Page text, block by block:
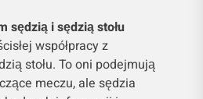
sędzią i sędzią stołu
współpracy z
stołu. To oni podejmują
meczu, ale sędzia